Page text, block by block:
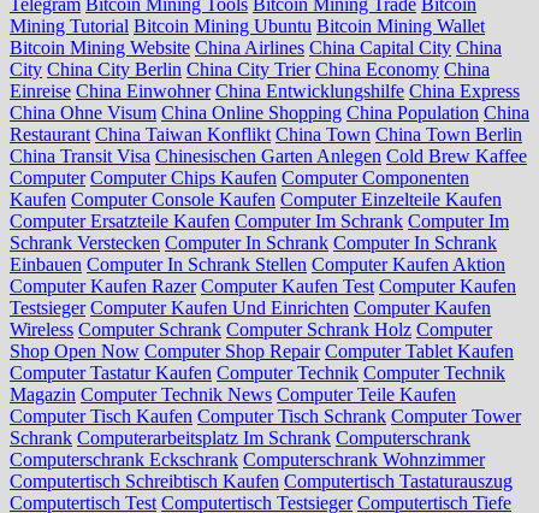
Mining Tutorial Bitcoin Mining Ubuntu Bitcoin Mining Wallet
Bitcoin Mining Website China Airlines China Capital City China
City China City Berlin China City Trier China Economy China
Einreise China Einwohner China Entwicklungshilfe China Express
China Ohne Visum China Online Shopping China Population China
Restaurant China Taiwan Konflikt China Town China Town Berlin
China Transit Visa Chinesischen Garten Anlegen Cold Brew Kaffee
Computer Computer Chips Kaufen Computer Componenten
Kaufen Computer Console Kaufen Computer Einzelteile Kaufen
Computer Ersatzteile Kaufen Computer Im Schrank Computer Im
Schrank Verstecken Computer In Schrank Computer In Schrank
Einbauen Computer In Schrank Stellen Computer Kaufen Aktion
Computer Kaufen Razer Computer Kaufen Test Computer Kaufen
Testsieger Computer Kaufen Und Einrichten Computer Kaufen
Wireless Computer Schrank Computer Schrank Holz Computer
Shop Open Now Computer Shop Repair Computer Tablet Kaufen
Computer Tastatur Kaufen Computer Technik Computer Technik
Magazin Computer Technik News Computer Teile Kaufen
Computer Tisch Kaufen Computer Tisch Schrank Computer Tower
Schrank Computerarbeitsplatz Im Schrank Computerschrank
Computerschrank Eckschrank Computerschrank Wohnzimmer
Computertisch Schreibtisch Kaufen Computertisch Tastaturauszug
Computertisch Test Computertisch Testsieger Computertisch Tiefe